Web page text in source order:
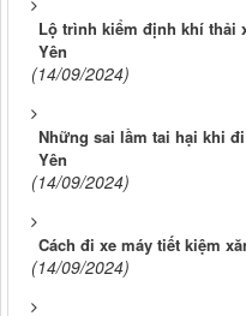
Lộ trình kiểm định khí thải
Yên
(14/09/2024)
Những sai lầm tai hại khi
Yên
(14/09/2024)
Cách đi xe máy tiết kiệm
(14/09/2024)